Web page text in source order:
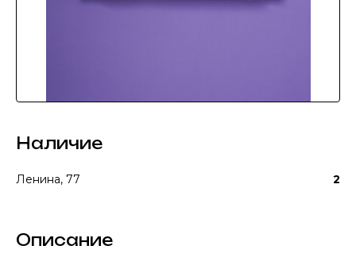
Наличие
Ленина, 77 2
Описание